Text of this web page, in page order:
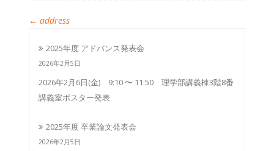
← address
2025年度 アドバンス発表会
2026年2月5日
2026年2月6日(金) 9:10 〜 11:50 理学部講義棟3階8番
講義室ポスター発表
2025年度 卒業論文発表会
2026年2月5日